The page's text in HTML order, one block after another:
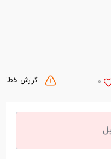
گزارش خطا 0